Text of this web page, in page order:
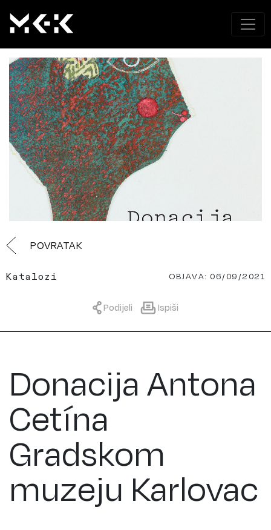
POVRATAK
Katalozi OBJAVA: 06/09/2021
Podijeli Ispiši
Donacija Antona
Cetína
Gradskom
muzeju Karlovac